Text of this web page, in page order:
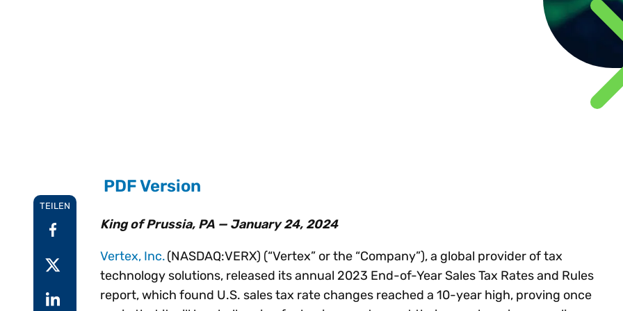
Steuertrends
Technologie-
Alle Themen
treiben
in ganz
Mehr
TEILEN
PDF Version
King of Prussia, PA — January 24, 2024
Vertex, Inc.(NASDAQ:VERX) (“Vertex” or the “Company”), a global provider of tax
technology solutions, released its annual 2023 End-of-Year Sales Tax Rates and Rules
report, which found U.S. sales tax rate changes reached a 10-year high, proving once